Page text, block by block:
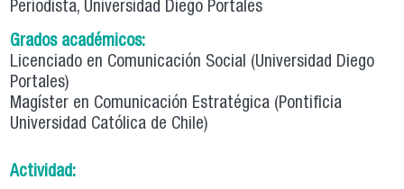
Periodista, Universidad Diego Portales
Grados académicos:
Licenciado en Comunicación Social (Universidad Diego
Portales)
Magíster en Comunicación Estratégica (Pontificia
Universidad Católica de Chile)
Actividad: